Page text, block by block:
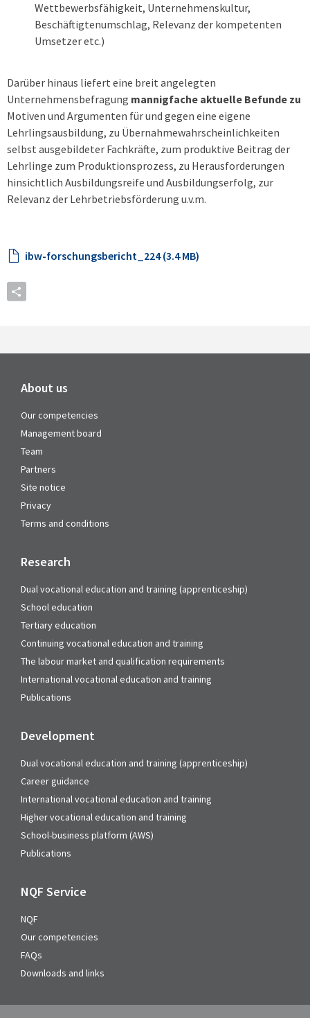
Wettbewerbsfähigkeit, Unterneh­menskultur,
Beschäftigtenumschlag, Relevanz der kompetenten
Umsetzer etc.)
Darüber hinaus liefert eine breit angelegten
Unternehmensbefragung mannigfache aktuelle Befunde zu
Motiven und Argumenten für und gegen eine eigene
Lehrlingsausbildung, zu Übernahmewahrschein­lichkeiten
selbst ausgebildeter Fachkräfte, zum produktive Beitrag der
Lehrlinge zum Produktions­prozess, zu Herausforderungen
hinsichtlich Ausbildungsreife und Ausbildungserfolg, zur
Relevanz der Lehrbetriebsförderung u.v.m.
ibw-forschungsbericht_224 (3.4 MB)
About us
Our competencies
Management board
Team
Partners
Site notice
Privacy
Terms and conditions
Research
Dual vocational education and training (apprenticeship)
School education
Tertiary education
Continuing vocational education and training
The labour market and qualification requirements
International vocational education and training
Publications
Development
Dual vocational education and training (apprenticeship)
Career guidance
International vocational education and training
Higher vocational education and training
School-business platform (AWS)
Publications
NQF Service
NQF
Our competencies
FAQs
Downloads and links